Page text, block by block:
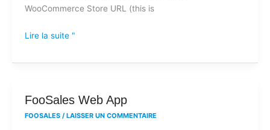
WooCommerce Store URL (this is
Lire la suite "
FooSales Web App
FOOSALES / LAISSER UN COMMENTAIRE
FooSales
Web